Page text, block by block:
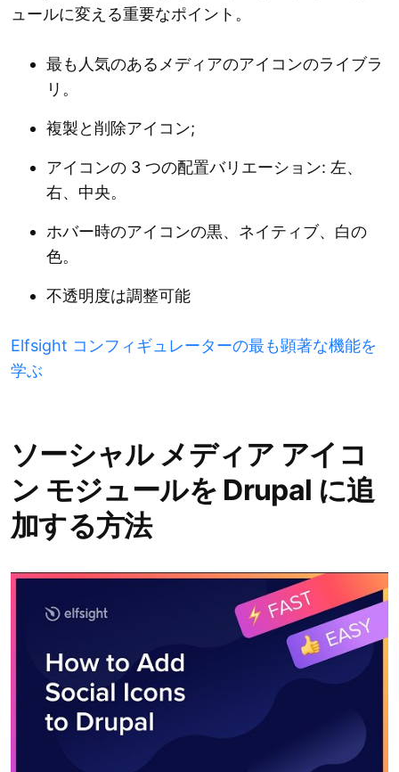
ュールに変える重要なポイント。
最も人気のあるメディアのアイコンのライブラ
リ。
複製と削除アイコン;
アイコンの 3 つの配置バリエーション: 左、
右、中央。
ホバー時のアイコンの黒、ネイティブ、白の
色。
不透明度は調整可能
Elfsight コンフィギュレーターの最も顕著な機能を
学ぶ
ソーシャル メディア アイコ
ン モジュールを Drupal に追
加する方法